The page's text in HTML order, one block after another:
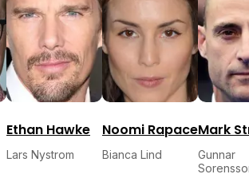
Ethan Hawke
Lars Nystrom
Noomi Rapace
Bianca Lind
Mark
Gunnar